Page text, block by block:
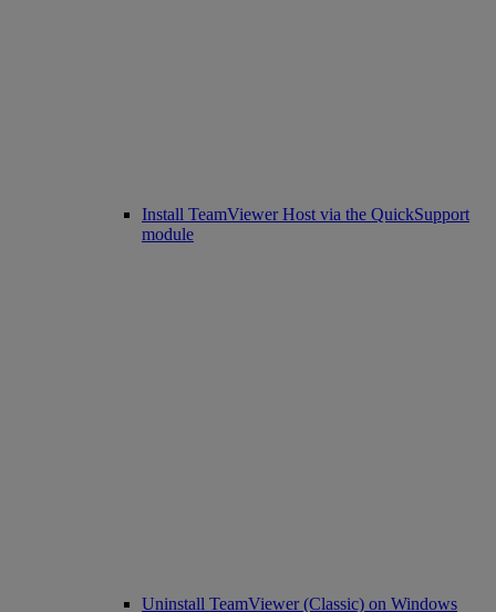
Install TeamViewer Host via the QuickSupport
module
Uninstall TeamViewer (Classic) on Windows